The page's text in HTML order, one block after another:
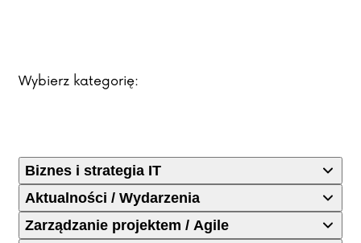
Wybierz kategorię:
Biznes i strategia IT
Aktualności / Wydarzenia
Zarządzanie projektem / Agile